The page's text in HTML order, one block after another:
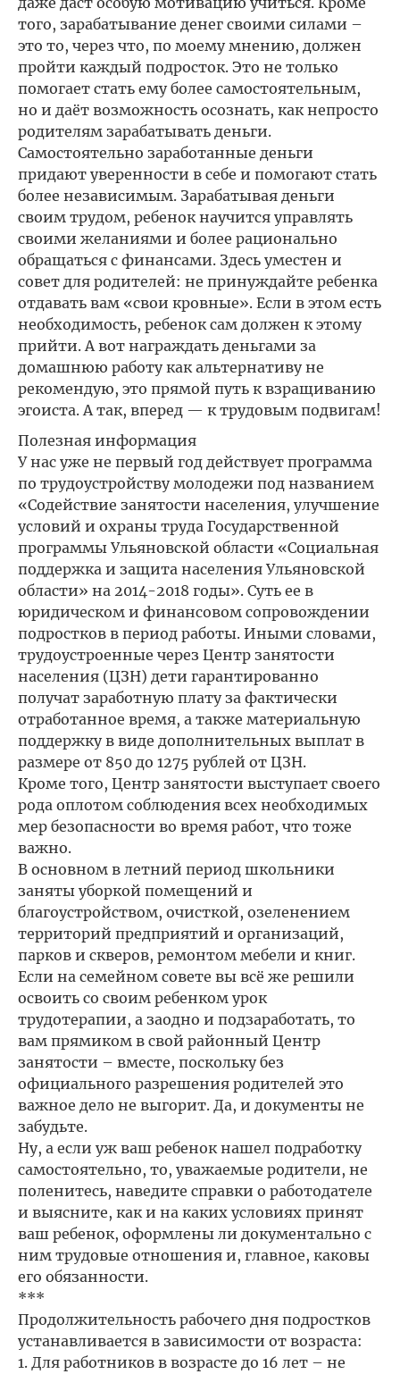
того, зарабатывание денег своими силами –
это то, через что, по моему мнению, должен
пройти каждый подросток. Это не только
помогает стать ему более самостоятельным,
но и даёт возможность осознать, как непросто
родителям зарабатывать деньги.
Самостоятельно заработанные деньги
придают уверенности в себе и помогают стать
более независимым. Зарабатывая деньги
своим трудом, ребенок научится управлять
своими желаниями и более рационально
обращаться с финансами. Здесь уместен и
совет для родителей: не принуждайте ребенка
отдавать вам «свои кровные». Если в этом есть
необходимость, ребенок сам должен к этому
прийти. А вот награждать деньгами за
домашнюю работу как альтернативу не
рекомендую, это прямой путь к взращиванию
эгоиста. А так, вперед — к трудовым подвигам!
Полезная информация
У нас уже не первый год действует программа
по трудоустройству молодежи под названием
«Содействие занятости населения, улучшение
условий и охраны труда Государственной
программы Ульяновской области «Социальная
поддержка и защита населения Ульяновской
области» на 2014-2018 годы». Суть ее в
юридическом и финансовом сопровождении
подростков в период работы. Иными словами,
трудоустроенные через Центр занятости
населения (ЦЗН) дети гарантированно
получат заработную плату за фактически
отработанное время, а также материальную
поддержку в виде дополнительных выплат в
размере от 850 до 1275 рублей от ЦЗН.
Кроме того, Центр занятости выступает своего
рода оплотом соблюдения всех необходимых
мер безопасности во время работ, что тоже
важно.
В основном в летний период школьники
заняты уборкой помещений и
благоустройством, очисткой, озеленением
территорий предприятий и организаций,
парков и скверов, ремонтом мебели и книг.
Если на семейном совете вы всё же решили
освоить со своим ребенком урок
трудотерапии, а заодно и подзаработать, то
вам прямиком в свой районный Центр
занятости – вместе, поскольку без
официального разрешения родителей это
важное дело не выгорит. Да, и документы не
забудьте.
Ну, а если уж ваш ребенок нашел подработку
самостоятельно, то, уважаемые родители, не
поленитесь, наведите справки о работодателе
и выясните, как и на каких условиях принят
ваш ребенок, оформлены ли документально с
ним трудовые отношения и, главное, каковы
его обязанности.
***
Продолжительность рабочего дня подростков
устанавливается в зависимости от возраста:
1. Для работников в возрасте до 16 лет – не